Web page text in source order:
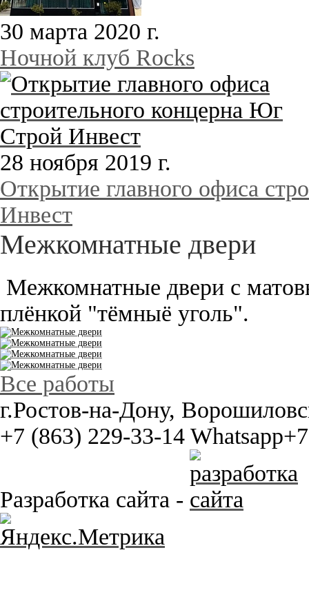
30 марта 2020 г.
Ночной клуб Rocks
28 ноября 2019 г.
Открытие главного офиса
Инвест
Межкомнатные двери
Межкомнатные двери с
плёнкой "тёмныё уголь".
Все работы
г.Ростов-на-Дону,
+7 (863) 229-33-14
Разработка сайта -